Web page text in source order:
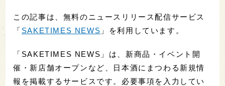
この記事は、無料のニュースリリース配信サービス
「 SAKETIMES NEWS 」を利用しています。
「SAKETIMES NEWS」は、新商品・イベント開
催・新店舗オープンなど、日本酒にまつわる新規情
報を掲載するサービスです。必要事項を入力してい